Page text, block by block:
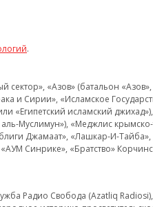
.
«Азов» (батальон «Азов»,
и Сирии», «Исламское
«Египетский исламский
Муслимун»), «Меджлис крымско-
Джамаат», «Лашкар-И-
Синрике», «Братство»
Радио Свобода (Azatliq